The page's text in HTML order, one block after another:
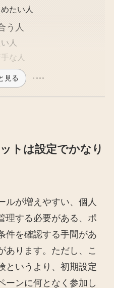
たい人
う人
人
な人
見る
トは設定でかなり
ルが増えやすい、個人
理する必要がある、ポ
件を確認する手間があ
あります。ただし、こ
というより、初期設定
ーンに何となく参加し